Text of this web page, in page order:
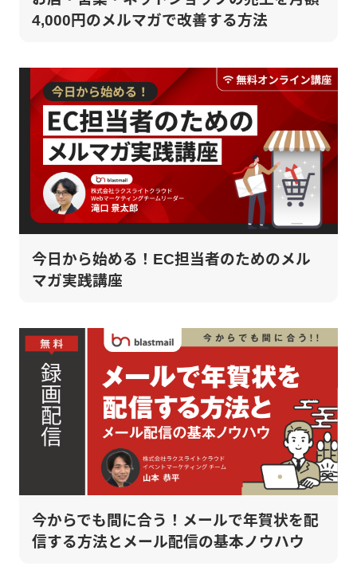
4,000円のメルマガで改善する方法
今日から始める！EC担当者のためのメル
マガ実践講座
今からでも間に合う！メールで年賀状を配
信する方法とメール配信の基本ノウハウ